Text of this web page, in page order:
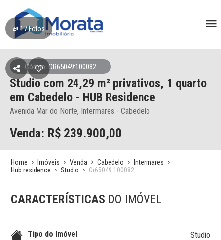
17Fotos
Código: OR65049:100082
Studio com 24,29 m² privativos, 1 quarto
em Cabedelo - HUB Residence
Avenida Mar do Norte, Intermares - Cabedelo
Venda: R$ 239.900,00
Home Imóveis Venda Cabedelo
Intermares
Hub residence
Studio Or65049 100082
CARACTERÍSTICAS DO IMÓVEL
Tipo do Imóvel Studio